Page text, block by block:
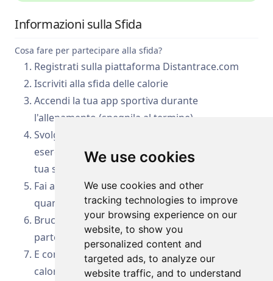
We use cookies
We use cookies and other
tracking technologies to improve
your browsing experience on our
website, to show you
personalized content and
targeted ads, to analyze our
website traffic, and to understand
Informazioni sulla Sfida
Cosa fare per partecipare alla sfida?
Registrati sulla piattaforma Distantrace.com
Iscriviti alla sfida delle calorie
Accendi la tua app sportiva durante
l'allenamento (spegnila al termine)
Svolgi qualsiasi tipo di attività fisica: corri, fai
esercizi, cammina, vai in bicicletta - l'attività è a
tua scelta
Fai attività fisica ovunque, in qualsiasi momento,
quando ti è più comodo!
Brucia calorie e segui la tua posizione tra gli altri
partecipanti
E controlla quanta energia puoi generare con le
calorie bruciate durante il mese!